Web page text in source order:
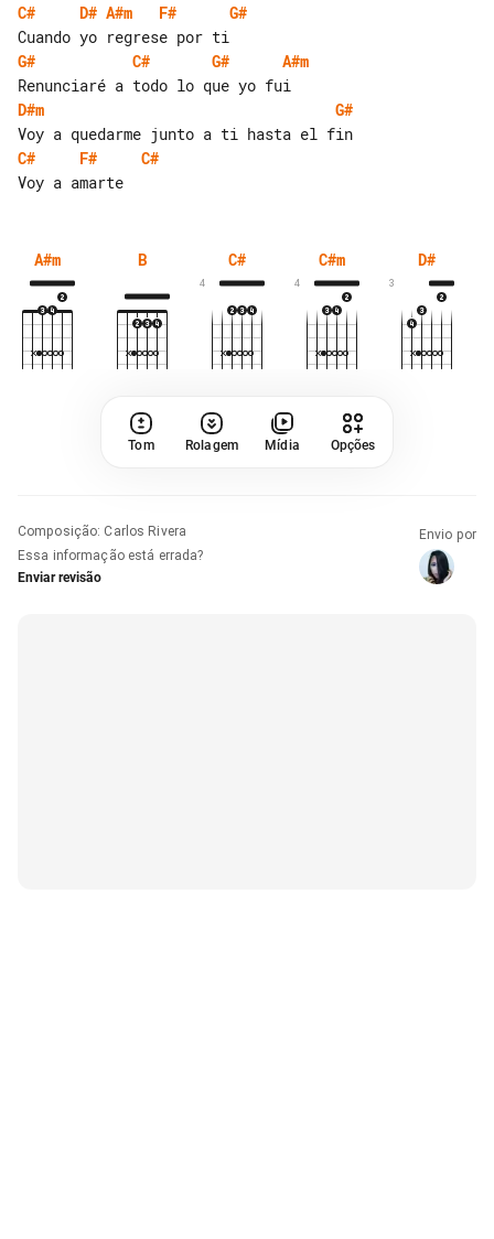
C# D# A#m F#
G#
G#
C# G#
A#m
D#m
G#
C#
F#
C#
A#m B C#
4
C#m
4
D#
3
Tom Rolagem Mídia Opções
Composição: Carlos Rivera
Essa informação está errada?
Enviar revisão
Envio por